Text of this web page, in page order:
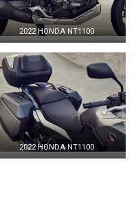
2022 HONDA NT1100
2022 HONDA NT1100